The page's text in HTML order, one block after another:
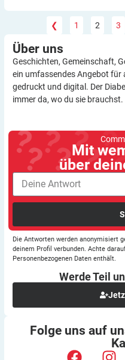
❮ 1 2 3
Über uns
Geschichten, Gemeinschaft,
ein umfassendes Angebot für
gedruckt und digital. Der
immer da, wo du sie
Mit
über
Die Antworten werden anonymisiert
deinem Profil verbunden. Achte
Personenbezogenen Daten enthält.
Werde Teil
Folge uns auf